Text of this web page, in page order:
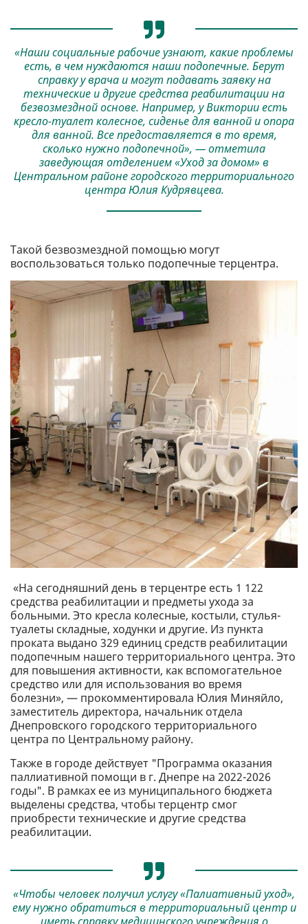
«Наши социальные рабочие узнают, какие проблемы
есть, в чем нуждаются наши подопечные. Берут
справку у врача и могут подавать заявку на
технические и другие средства реабилитации на
безвозмездной основе. Например, у Виктории есть
кресло-туалет колесное, сиденье для ванной и опора
для ванной. Все предоставляется в то время,
сколько нужно подопечной», — отметила
заведующая отделением «Уход за домом» в
Центральном районе городского территориального
центра Юлия Кудрявцева.
Такой безвозмездной помощью могут
воспользоваться только подопечные терцентра.
«На сегодняшний день в терцентре есть 1 122
средства реабилитации и предметы ухода за
больными. Это кресла колесные, костыли, стулья-
туалеты складные, ходунки и другие. Из пункта
проката выдано 329 единиц средств реабилитации
подопечным нашего территориального центра. Это
для повышения активности, как вспомогательное
средство или для использования во время
болезни», — прокомментировала Юлия Миняйло,
заместитель директора, начальник отдела
Днепровского городского территориального
центра по Центральному району.
Также в городе действует "Программа оказания
паллиативной помощи в г. Днепре на 2022-2026
годы". В рамках ее из муниципального бюджета
выделены средства, чтобы терцентр смог
приобрести технические и другие средства
реабилитации.
«Чтобы человек получил услугу «Палиативный уход»,
ему нужно обратиться в территориальный центр и